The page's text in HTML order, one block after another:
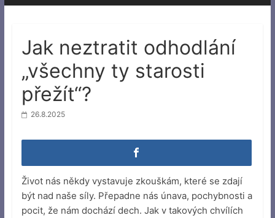
Jak neztratit odhodlání
„všechny ty starosti
přežít“?
26.8.2025
Život nás někdy vystavuje zkouškám, které se zdají
být nad naše síly. Přepadne nás únava, pochybnosti a
pocit, že nám dochází dech. Jak v takových chvílích